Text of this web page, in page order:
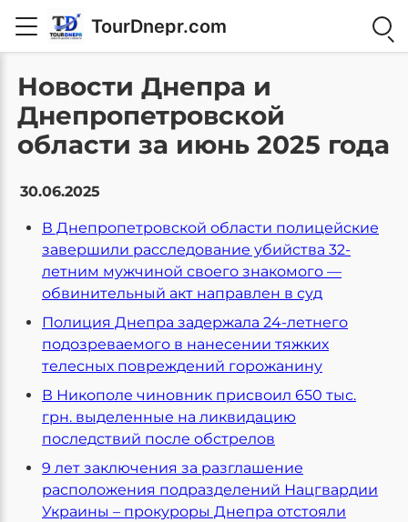
TourDnepr.com
Новости Днепра и
Днепропетровской
области за июнь 2025 года
30.06.2025
В Днепропетровской области полицейские
завершили расследование убийства 32-
летним мужчиной своего знакомого —
обвинительный акт направлен в суд
Полиция Днепра задержала 24-летнего
подозреваемого в нанесении тяжких
телесных повреждений горожанину
В Никополе чиновник присвоил 650 тыс.
грн. выделенные на ликвидацию
последствий после обстрелов
9 лет заключения за разглашение
расположения подразделений Нацгвардии
Украины – прокуроры Днепра отстояли